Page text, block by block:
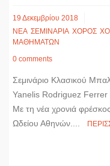
19 Δεκεμβρίου 2018
ΝΕΑ ΣΕΜΙΝΑΡΙΑ ΧΟΡΟΣ
ΜΑΘΗΜΑΤΩΝ
0 comments
Σεμινάριο Κλασικού
Yanelis Rodriguez
Με τη νέα χρονιά
Ωδείου Αθηνών....